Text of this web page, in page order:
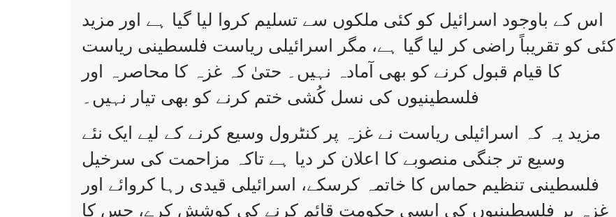
اس کے باوجود اسرائیل کو کئی ملکوں سے تسلیم کروا لیا گیا ہے اور مزید
کئی کو تقریباً راضی کر لیا گیا ہے، مگر اسرائیلی ریاست فلسطینی ریاست
کا قیام قبول کرنے کو بھی آمادہ نہیں۔ حتیٰ کہ غزہ کا محاصرہ اور
فلسطینیوں کی نسل کُشی ختم کرنے کو بھی تیار نہیں۔
مزید یہ کہ اسرائیلی ریاست نے غزہ پر کنٹرول وسیع کرنے کے لیے ایک نئے
وسیع تر جنگی منصوبے کا اعلان کر دیا ہے تاکہ مزاحمت کی سرخیل
فلسطینی تنظیم حماس کا خاتمہ کرسکے، اسرائیلی قیدی رہا کروائے اور
غزہ پر فلسطینیوں کی ایسی حکومت قائم کرنے کی کوشش کرے، جس کا